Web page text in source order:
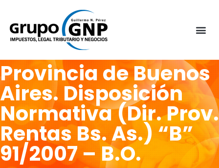
Provincia de Buenos
Aires. Disposición
Normativa (Dir. Prov.
Rentas Bs. As.) “B”
91/2007 – B.O.